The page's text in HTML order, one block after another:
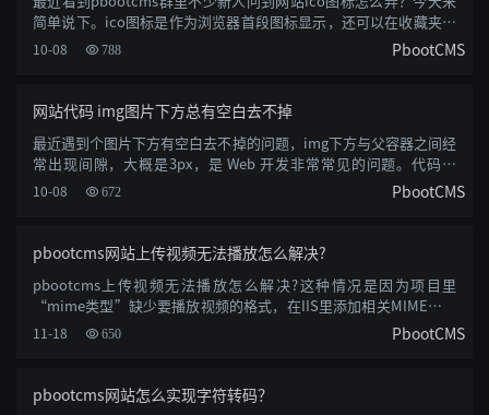
简单说下。ico图标是作为浏览器首段图标显示，还可以在收藏夹内
收藏内容的前段......
10-08 788 PbootCMS
网站代码 img图片下方总有空白去不掉
最近遇到个图片下方有空白去不掉的问题，img下方与父容器之间经
常出现间隙，大概是3px，是 Web 开发非常常见的问题。代码如
下：<div clas......
10-08 672 PbootCMS
pbootcms网站上传视频无法播放怎么解决?
pbootcms上传视频无法播放怎么解决?这种情况是因为项目里
“mime类型”缺少要播放视频的格式，在IIS里添加相关MIME类型
文件扩展名：.mp4MIME......
11-18 650 PbootCMS
pbootcms网站怎么实现字符转码？